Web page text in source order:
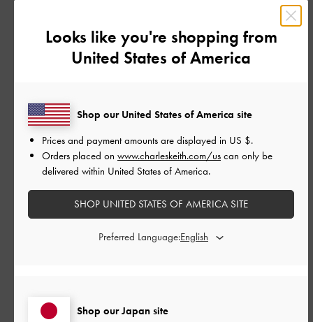
もっと見る
このレビューは役に立ちましたか？
ご利用者様
Looks like you're shopping from
United States of America
Shop our Japan site
Shop our United States of America site
Prices and payment amounts are displayed in US $.
Orders placed on www.charleskeith.com/us can only be
delivered within United States of America.
SHOP UNITED STATES OF AMERICA SITE
Preferred Language: